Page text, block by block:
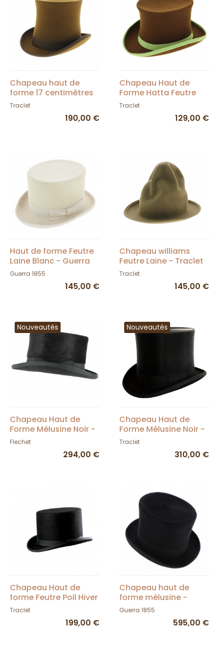
Chapeau haut de
forme 17 centimètres
Traclet
190,00 €
Chapeau Haut de
Forme Hatta Feutre
Laine Marron - Traclet
Traclet
129,00 €
Haut de forme Feutre
Laine Blanc - Guerra
Guerra 1855
145,00 €
Chapeau williams
Feutre Laine - Traclet
Traclet
145,00 €
Nouveautés
Chapeau Haut de
Forme Mélusine Noir -
Fléchet
Flechet
294,00 €
Nouveautés
Chapeau Haut de
Forme Mélusine Noir -
Traclet
Traclet
310,00 €
Chapeau Haut de
forme Feutre Poil Hiver
- Wegener
Traclet
199,00 €
Chapeau haut de
forme mélusine -
Traclet
Guerra 1855
595,00 €